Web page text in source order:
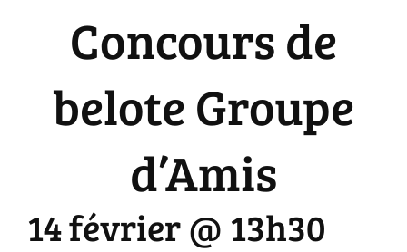
Concours de
belote Groupe
d’Amis
14 février @ 13h30